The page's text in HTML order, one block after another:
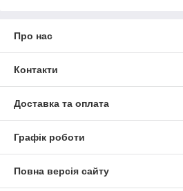
Про нас
Контакти
Доставка та оплата
Графік роботи
Повна версія сайту